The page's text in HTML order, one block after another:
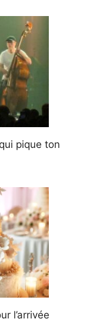
pique ton
l’arrivée